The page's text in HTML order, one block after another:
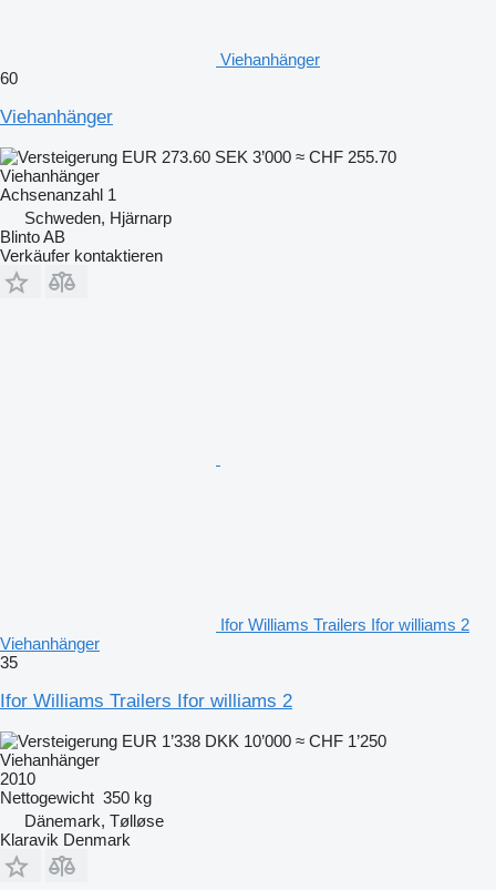
Viehanhänger
60
Viehanhänger
EUR 273.60 SEK 3’000 ≈ CHF 255.70
Viehanhänger
Achsenanzahl 1
Schweden, Hjärnarp
Blinto AB
Verkäufer kontaktieren
Ifor Williams Trailers Ifor williams 2
Viehanhänger
35
Ifor Williams Trailers Ifor williams 2
EUR 1’338 DKK 10’000 ≈ CHF 1’250
Viehanhänger
2010
Nettogewicht 350 kg
Dänemark, Tølløse
Klaravik Denmark